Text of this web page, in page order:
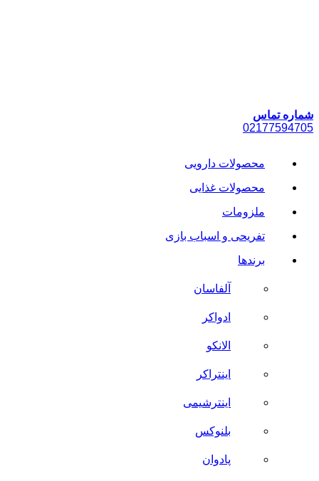
شماره تماس
02177594705
محصولات دارویی
محصولات غذایی
ملزومات
تفریحی و اسباب بازی
برندها
آلفاسان
ادواکر
الانکو
اینتراکر
اینترشیمی
بلنوکس
پادوان